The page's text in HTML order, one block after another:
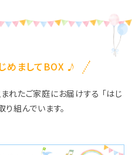
めましてBOX ♪
れたご家庭にお届けする 「はじ
組んでいます。